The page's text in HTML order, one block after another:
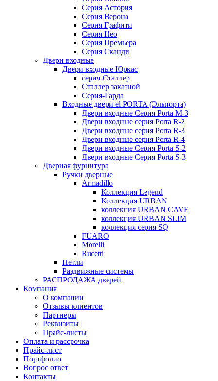
Серия Астория
Серия Верона
Серия Графити
Серия Нео
Серия Премьера
Серия Сканди
Двери входные
Двери входные Юркас
серия-Сталлер
Сталлер заказной
Серия-Гарда
Входные двери el PORTA (Эльпорта)
Двери входные Серия Porta M-3
Двери входные серия Porta R-2
Двери входные серия Porta R-3
Двери входные серия Porta R-4
Двери входные Серия Porta S-2
Двери входные Серия Porta S-3
Дверная фурнитура
Ручки дверные
Armadillo
Коллекция Legend
Коллекция URBAN
коллекция URBAN CAVE
коллекция URBAN SLIM
коллекция серия SQ
FUARO
Morelli
Rucetti
Петли
Раздвижные системы
РАСПРОДАЖА дверей
Компания
О компании
Отзывы клиентов
Партнеры
Реквизиты
Прайс-листы
Оплата и рассрочка
Прайс-лист
Портфолио
Вопрос ответ
Контакты